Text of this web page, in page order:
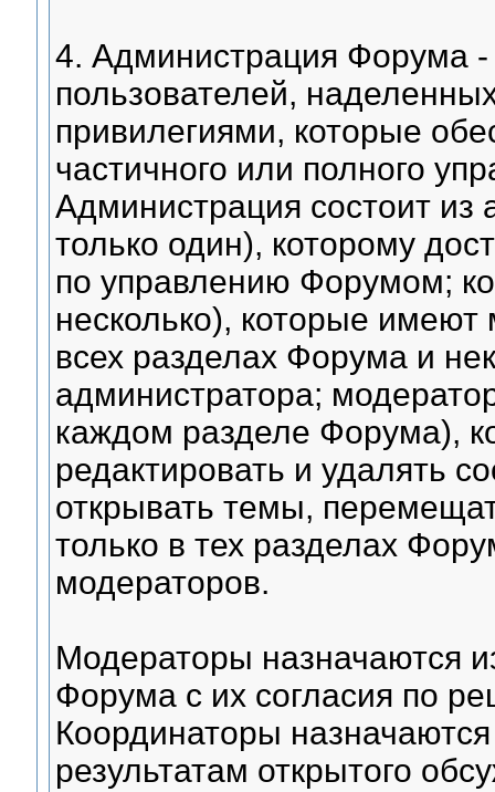
4. Администрация Форума -
пользователей,
привилегиями, которые
частичного или полного
Администрация состоит
только один), которому
по управлению Форумом;
несколько), которые имеют
всех разделах Форума и
администратора;
каждом разделе Форума),
редактировать и удалять
открывать темы,
только в тех разделах
модераторов.
Модераторы назначаются
Форума с их согласия по
Координаторы
результатам открытого